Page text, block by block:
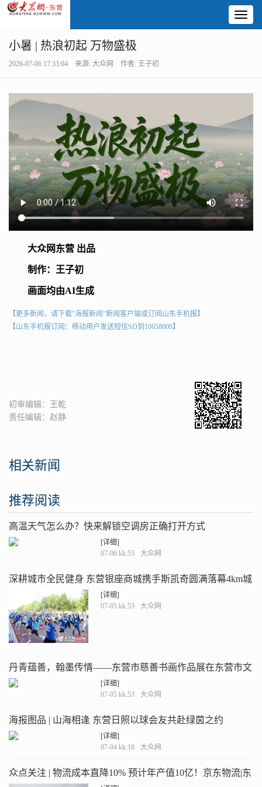
小暑 | 热浪初起 万物盛极
2026-07-06 17:33:04 来源: 大众网 作者: 王子初
大众网东营 出品
制作：王子初
画面均由AI生成
【更多新闻，请下载"海报新闻"新闻客户端或订阅山东手机报】
【山东手机报订阅：移动用户发送短信SD到10658000】
初审编辑：王乾
责任编辑：赵静
相关新闻
推荐阅读
高温天气怎么办？快来解锁空调房正确打开方式
[详细]
07-06 kk:53
大众网
深耕城市全民健身 东营银座商城携手斯凯奇圆满落幕4km城
市氧吧轻跑活动
[详细]
07-05 kk:53
大众网
丹青蕴善，翰墨传情——东营市慈善书画作品展在东营市文
化馆正式开展
[详细]
07-05 kk:53
大众网
海报图品 | 山海相逢 东营日照以球会友共赴绿茵之约
[详细]
07-04 kk:18
大众网
众点关注 | 物流成本直降10% 预计年产值10亿！京东物流|东